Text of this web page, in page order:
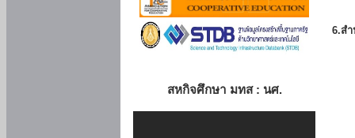
สหกิจศึกษา มทส : นศ.
6.ส